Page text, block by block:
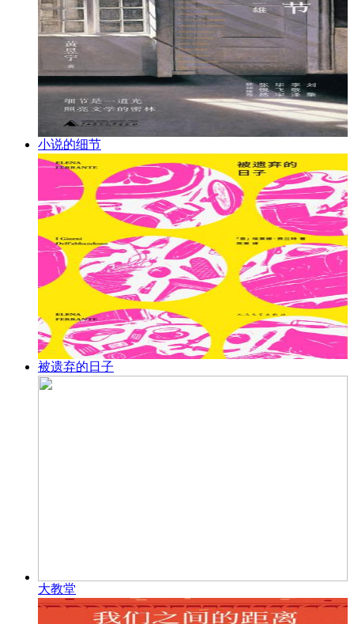
小说的细节
被遗弃的日子
大教堂